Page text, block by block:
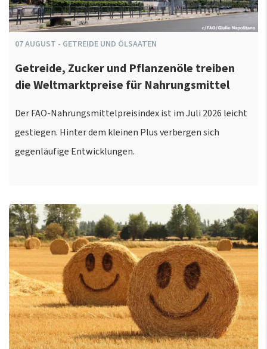
07AUGUST - GETREIDE UND ÖLSAATEN
Getreide, Zucker und Pflanzenöle treiben
die Weltmarktpreise für Nahrungsmittel
Der FAO-Nahrungsmittelpreisindex ist im Juli 2026 leicht
gestiegen. Hinter dem kleinen Plus verbergen sich
gegenläufige Entwicklungen.